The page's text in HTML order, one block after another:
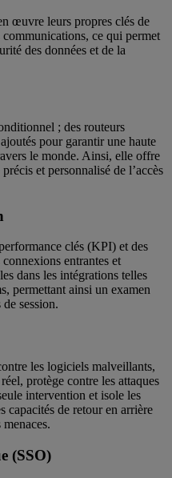
œuvre leurs propres clés de
ce qui permet
des données et de la
; des routeurs
pour garantir une haute
le monde. Ainsi, elle offre
et personnalisé de l’accès
clés (KPI) et des
entrantes et
dans les intégrations telles
permettant ainsi un examen
session.
les logiciels malveillants,
protège contre les attaques
intervention et isole les
capacités de retour en arrière
(SSO)